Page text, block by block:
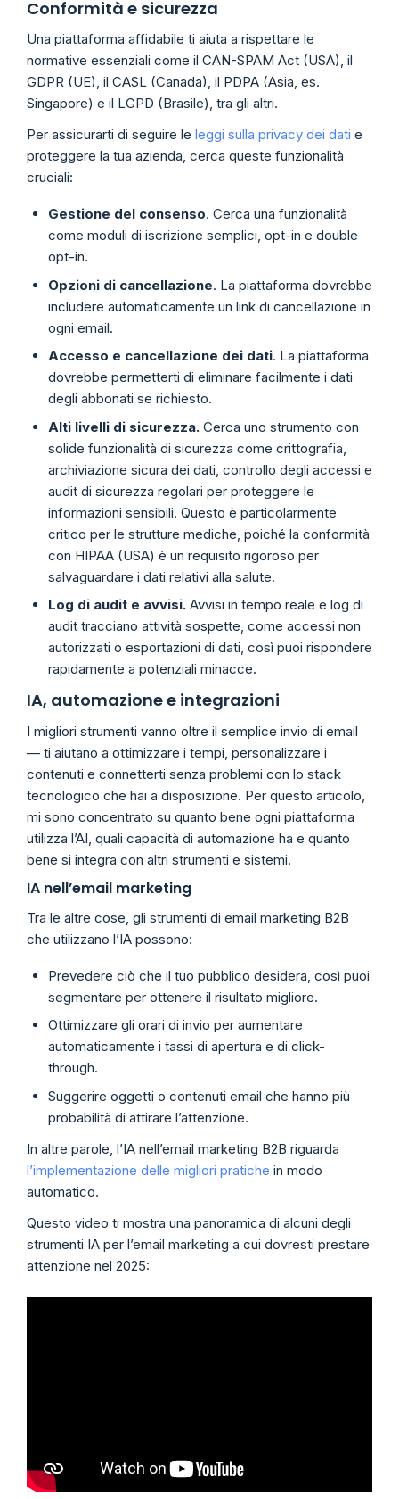
Conformità e sicurezza
Una piattaforma affidabile ti aiuta a rispettare le
normative essenziali come il CAN-SPAM Act (USA), il
GDPR (UE), il CASL (Canada), il PDPA (Asia, es.
Singapore) e il LGPD (Brasile), tra gli altri.
Per assicurarti di seguire le leggi sulla privacy dei dati e
proteggere la tua azienda, cerca queste funzionalità
cruciali:
Gestione del consenso. Cerca una funzionalità
come moduli di iscrizione semplici, opt-in e double
opt-in.
Opzioni di cancellazione. La piattaforma dovrebbe
includere automaticamente un link di cancellazione in
ogni email.
Accesso e cancellazione dei dati. La piattaforma
dovrebbe permetterti di eliminare facilmente i dati
degli abbonati se richiesto.
Alti livelli di sicurezza. Cerca uno strumento con
solide funzionalità di sicurezza come crittografia,
archiviazione sicura dei dati, controllo degli accessi e
audit di sicurezza regolari per proteggere le
informazioni sensibili. Questo è particolarmente
critico per le strutture mediche, poiché la conformità
con HIPAA (USA) è un requisito rigoroso per
salvaguardare i dati relativi alla salute.
Log di audit e avvisi. Avvisi in tempo reale e log di
audit tracciano attività sospette, come accessi non
autorizzati o esportazioni di dati, così puoi rispondere
rapidamente a potenziali minacce.
IA, automazione e integrazioni
I migliori strumenti vanno oltre il semplice invio di email
— ti aiutano a ottimizzare i tempi, personalizzare i
contenuti e connetterti senza problemi con lo stack
tecnologico che hai a disposizione. Per questo articolo,
mi sono concentrato su quanto bene ogni piattaforma
utilizza l’AI, quali capacità di automazione ha e quanto
bene si integra con altri strumenti e sistemi.
IA nell’email marketing
Tra le altre cose, gli strumenti di email marketing B2B
che utilizzano l’IA possono:
Prevedere ciò che il tuo pubblico desidera, così puoi
segmentare per ottenere il risultato migliore.
Ottimizzare gli orari di invio per aumentare
automaticamente i tassi di apertura e di click-
through.
Suggerire oggetti o contenuti email che hanno più
probabilità di attirare l’attenzione.
In altre parole, l’IA nell’email marketing B2B riguarda
l’implementazione delle migliori pratiche in modo
automatico.
Questo video ti mostra una panoramica di alcuni degli
strumenti IA per l’email marketing a cui dovresti prestare
attenzione nel 2025: